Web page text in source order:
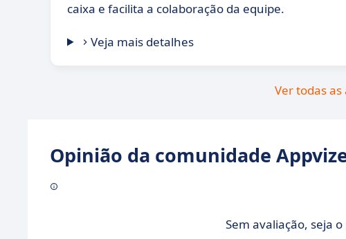
caixa e facilita a colaboração da equipe.
Veja mais detalhes
Ver todas
Opinião da comunidade
Sem avaliação, seja